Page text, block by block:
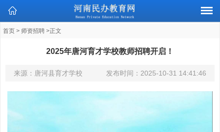
首页 > 师资招聘 >正文
2025年唐河育才学校教师招聘开启！
来源：唐河县育才学校 发布时间： 2025-10-31 14:41:46